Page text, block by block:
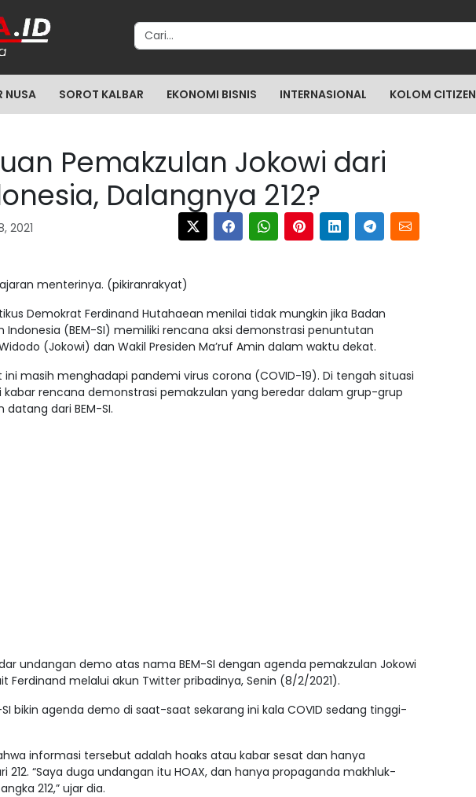
Search for:
NUSA SOROT KALBAR EKONOMI BISNIS INTERNASIONAL KOLOM CITIZEN
Pemakzulan Jokowi dari
Dalangnya 212?
2021
menterinya. (pikiranrakyat)
Demokrat Ferdinand Hutahaean menilai tidak mungkin jika Badan
Indonesia (BEM-SI) memiliki rencana aksi demonstrasi penuntutan
(Jokowi) dan Wakil Presiden Ma’ruf Amin dalam waktu dekat.
masih menghadapi pandemi virus corona (COVID-19). Di tengah situasi
kabar rencana demonstrasi pemakzulan yang beredar dalam grup-grup
dari BEM-SI.
undangan demo atas nama BEM-SI dengan agenda pemakzulan Jokowi
Ferdinand melalui akun Twitter pribadinya, Senin (8/2/2021).
SI bikin agenda demo di saat-saat sekarang ini kala COVID sedang tinggi-
informasi tersebut adalah hoaks atau kabar sesat dan hanya
212. “Saya duga undangan itu HOAX, dan hanya propaganda makhluk-
212,” ujar dia.